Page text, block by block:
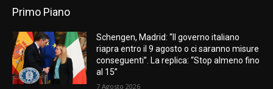
Primo Piano
Schengen, Madrid: “Il governo italiano
riapra entro il 9 agosto o ci saranno misure
conseguenti”. La replica: “Stop almeno fino
al 15”
7 Agosto 2026